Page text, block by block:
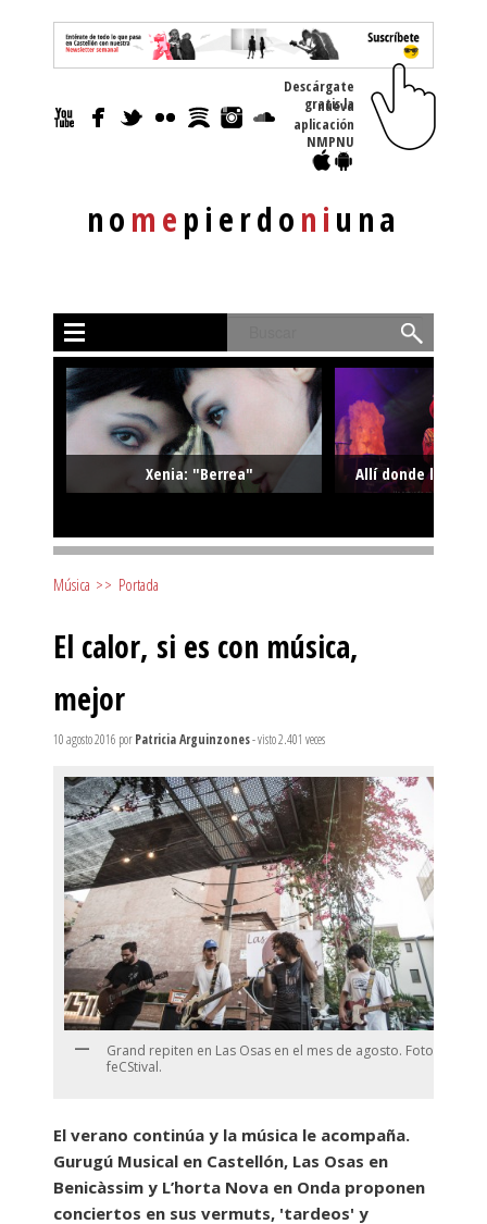
nomepierdoniuna
Descárgate
gratis la nueva
aplicación
NMPNU
Xenia: "Berrea" Allí donde la
Música >> Portada
El calor, si es con música,
mejor
10 agosto 2016 porPatricia Arguinzones- visto 2.401 veces
Grand repiten en Las Osas en el mes de agosto. Foto:
feCStival.
El verano continúa y la música le acompaña.
Gurugú Musical en Castellón, Las Osas en
Benicàssim y L’horta Nova en Onda proponen
conciertos en sus vermuts, 'tardeos' y